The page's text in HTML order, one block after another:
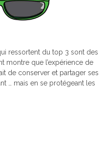
ressortent du top 3 sont des
montre que l’expérience de
de conserver et partager ses
… mais en se protégeant les